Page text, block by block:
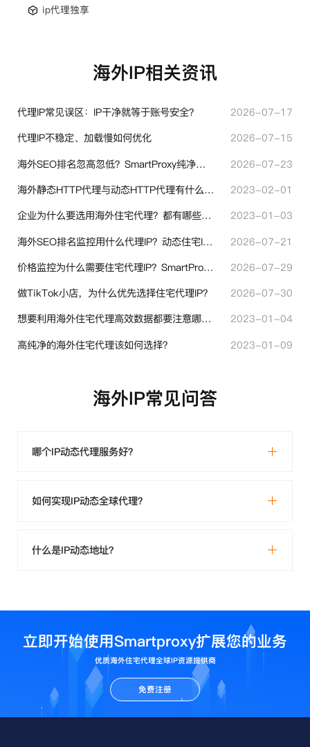
ip代理独享
海外IP相关资讯
代理IP常见误区：IP干净就等于账号安全？
2026-07-17
代理IP不稳定、加载慢如何优化
2026-07-15
海外SEO排名忽高忽低？SmartProxy纯净住宅IP助力站点权重稳定
2026-07-23
海外静态HTTP代理与动态HTTP代理有什么不同？
2023-02-01
企业为什么要选用海外住宅代理？都有哪些帮助？
2023-01-03
海外SEO排名监控用什么代理IP？动态住宅IP与静态住宅IP怎么选
2026-07-21
价格监控为什么需要住宅代理IP？SmartProxy助力跨境商家实现全球竞品数据采集
2026-07-29
做TikTok小店，为什么优先选择住宅代理IP？
2026-07-30
想要利用海外住宅代理高效数据都要注意哪些地方？
2023-01-04
高纯净的海外住宅代理该如何选择？
2023-01-09
海外IP常见问答
哪个IP动态代理服务好？
如何实现IP动态全球代理？
什么是IP动态地址？
立即开始使用Smartproxy扩展您的业务
优质海外住宅代理全球IP资源提供商
免费注册